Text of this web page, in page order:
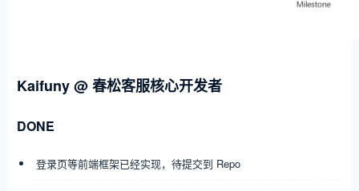
Kaifuny @ 春松客服核心开发者
DONE
登录页等前端框架已经实现，待提交到 Repo